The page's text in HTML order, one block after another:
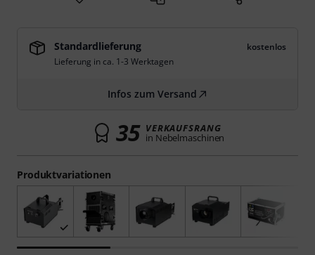
Produktvariationen
Standardlieferung
kostenlos
Lieferung in ca. 1-3 Werktagen
Infos zum Versand
35 VERKAUFSRANG
in Nebelmaschinen